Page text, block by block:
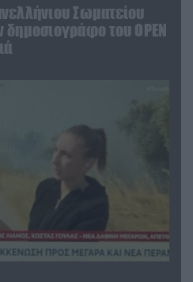
Σωματείου
του OPEN